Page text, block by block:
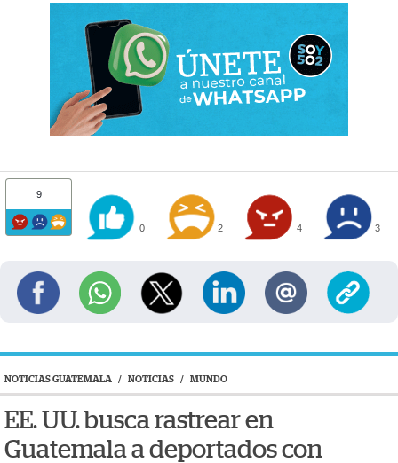
9
0 2 4 3
NOTICIAS GUATEMALA / NOTICIAS / MUNDO
EE. UU. busca rastrear en
Guatemala a deportados con